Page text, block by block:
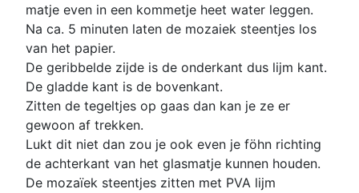
matje even in een kommetje heet water leggen.
Na ca. 5 minuten laten de mozaiek steentjes los
van het papier.
De geribbelde zijde is de onderkant dus lijm kant.
De gladde kant is de bovenkant.
Zitten de tegeltjes op gaas dan kan je ze er
gewoon af trekken.
Lukt dit niet dan zou je ook even je föhn richting
de achterkant van het glasmatje kunnen houden.
De mozaïek steentjes zitten met PVA lijm